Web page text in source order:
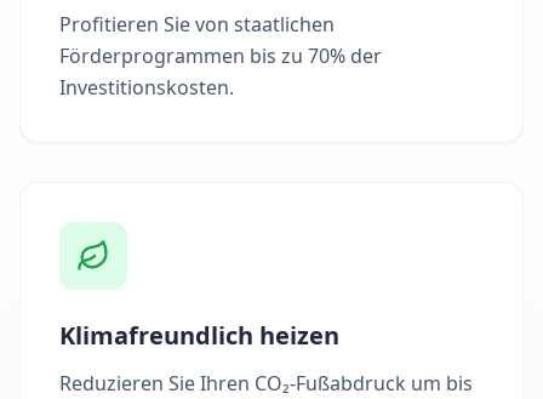
Profitieren Sie von staatlichen
Förderprogrammen bis zu 70% der
Investitionskosten.
Klimafreundlich heizen
Reduzieren Sie Ihren CO₂-Fußabdruck um bis